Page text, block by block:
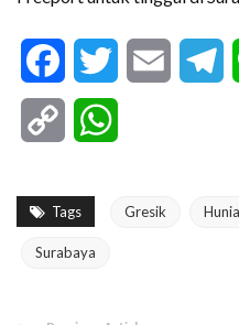
FacebookTwitter Email
Copy
Tags Gresik
Surabaya